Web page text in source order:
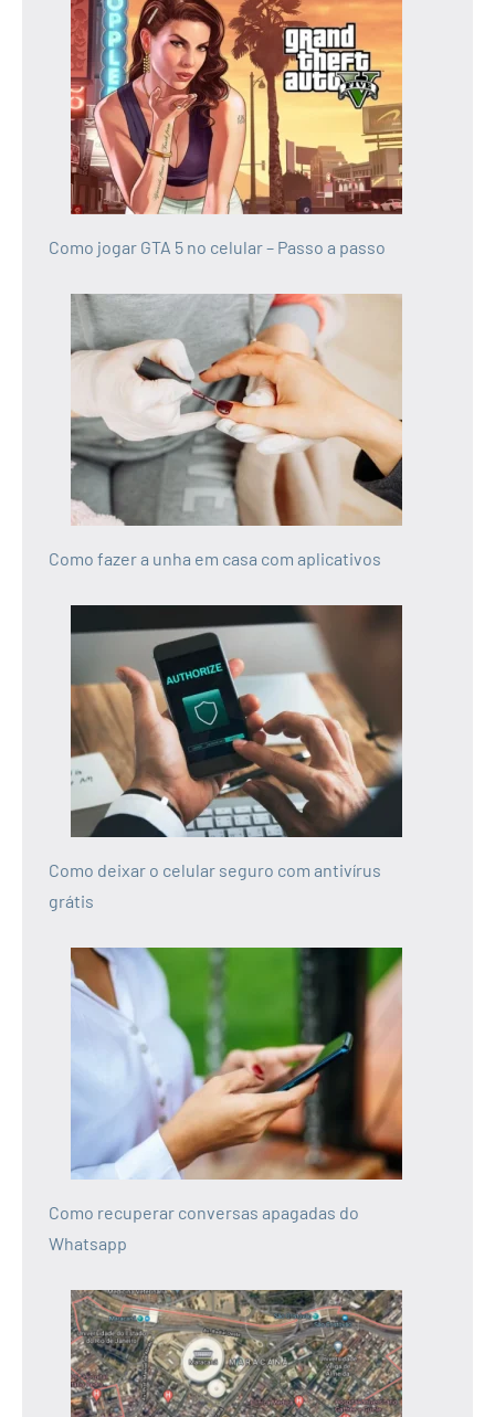
Como jogar GTA 5 no celular – Passo a passo
Como fazer a unha em casa com aplicativos
Como deixar o celular seguro com antivírus
grátis
Como recuperar conversas apagadas do
Whatsapp